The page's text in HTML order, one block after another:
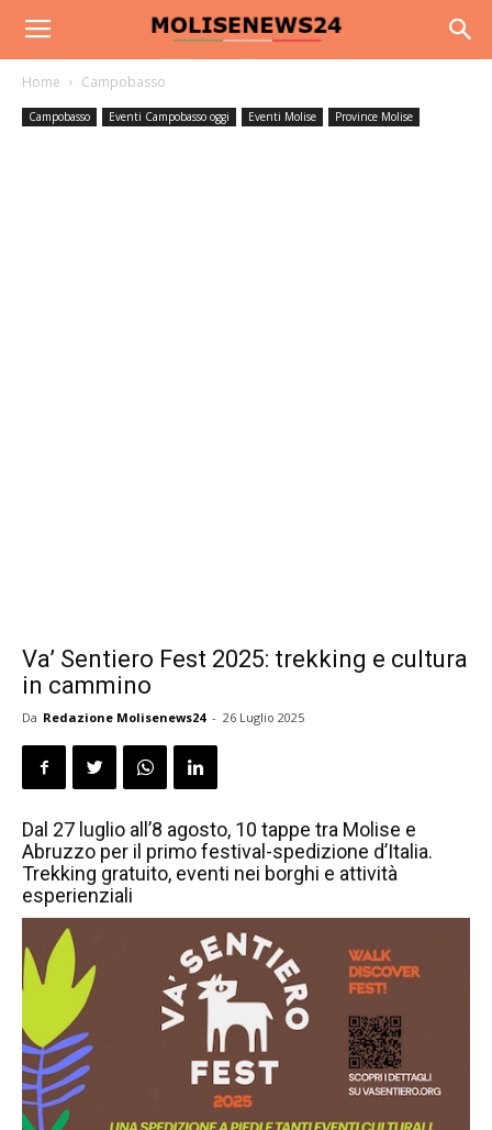
Home Campobasso
Campobasso Eventi Campobasso oggi Eventi Molise Province Molise
Va’ Sentiero Fest 2025: trekking e cultura
in cammino
Da Redazione Molisenews24 - 26 Luglio 2025
Dal 27 luglio all’8 agosto, 10 tappe tra Molise e
Abruzzo per il primo festival-spedizione d’Italia.
Trekking gratuito, eventi nei borghi e attività
esperienziali